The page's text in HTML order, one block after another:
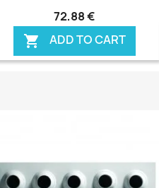
72,88 €
 ADD TO CART